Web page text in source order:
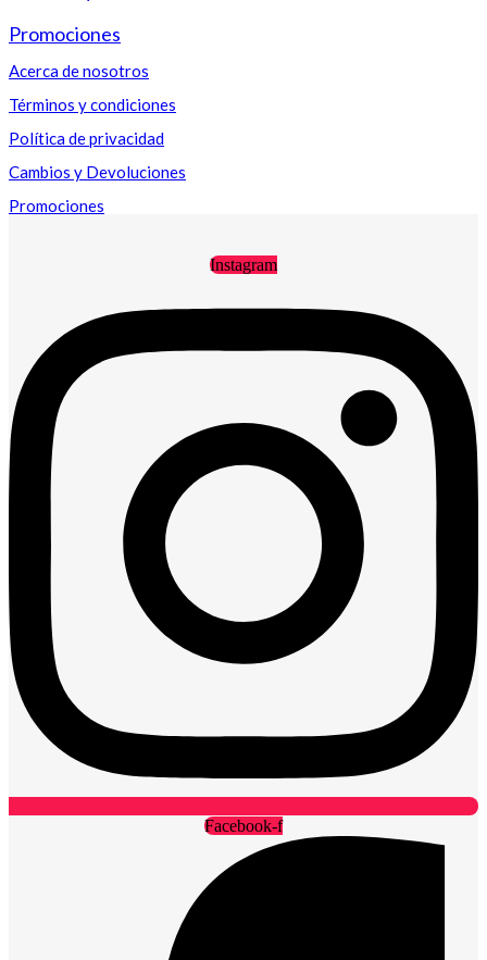
Promociones
Acerca de nosotros
Términos y condiciones
Política de privacidad
Cambios y Devoluciones
Promociones
Instagram
Facebook-f